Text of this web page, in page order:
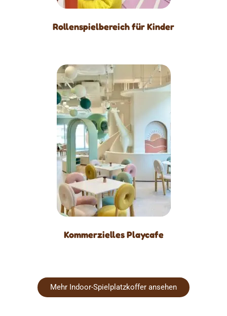
Rollenspielbereich für Kinder
Kommerzielles Playcafe
Mehr Indoor-Spielplatzkoffer ansehen